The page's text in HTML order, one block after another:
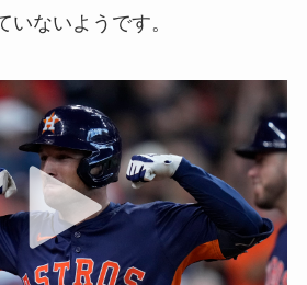
いないようです。